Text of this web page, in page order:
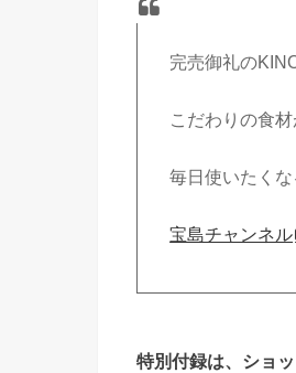
完売御礼の
こだわりの食
毎日使いたく
宝島チャンネル
特別付録は、ショ